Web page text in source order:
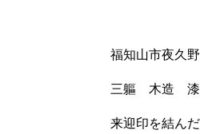
福知山市夜久
三軀 木造 漆
来迎印を結んだ